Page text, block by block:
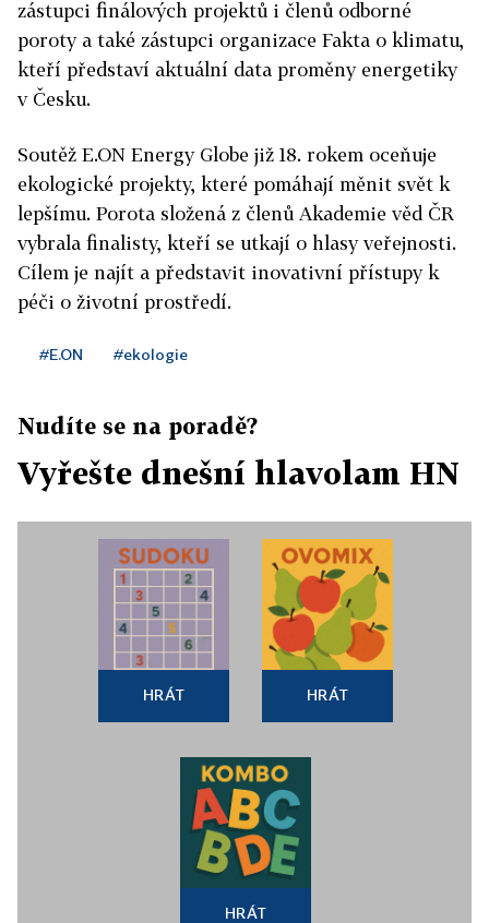
zástupci finálových projektů i členů odborné
poroty a také zástupci organizace Fakta o klimatu,
kteří představí aktuální data proměny energetiky
v Česku.
Soutěž E.ON Energy Globe již 18. rokem oceňuje
ekologické projekty, které pomáhají měnit svět k
lepšímu. Porota složená z členů Akademie věd ČR
vybrala finalisty, kteří se utkají o hlasy veřejnosti.
Cílem je najít a představit inovativní přístupy k
péči o životní prostředí.
#E.ON #ekologie
Nudíte se na poradě?
Vyřešte dnešní hlavolam HN
HRÁT HRÁT
HRÁT